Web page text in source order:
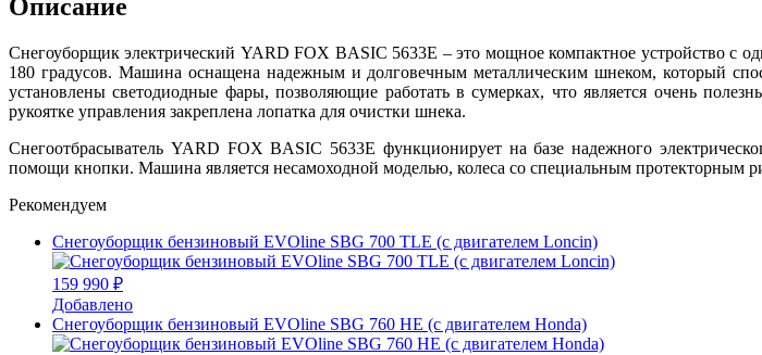
Описание
Снегоуборщик электрический YARD FOX BASIC 5633Е – это мощное компактное устройство с
180 градусов. Машина оснащена надежным и долговечным металлическим шнеком, который
установлены светодиодные фары, позволяющие работать в сумерках, что является очень
рукоятке управления закреплена лопатка для очистки шнека.
Снегоотбрасыватель YARD FOX BASIC 5633Е функционирует на базе надежного
помощи кнопки. Машина является несамоходной моделью, колеса со специальным протекторным
Рекомендуем
Снегоуборщик бензиновый EVOline SBG 700 TLE (с двигателем Loncin)
159 990 ₽
Добавлено
Снегоуборщик бензиновый EVOline SBG 760 HE (с двигателем Honda)